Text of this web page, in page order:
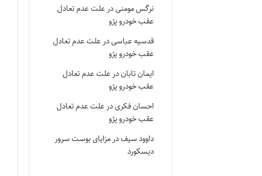
نرگس مومنیدر علت عدم تعادل
عقب خودرو پژو
قدسیه عباسیدر علت عدم تعادل
عقب خودرو پژو
ایمان تاباندر علت عدم تعادل
عقب خودرو پژو
احسان فکریدر علت عدم تعادل
عقب خودرو پژو
داوود سیفدرمزایای بوست سرور
دیسکورد